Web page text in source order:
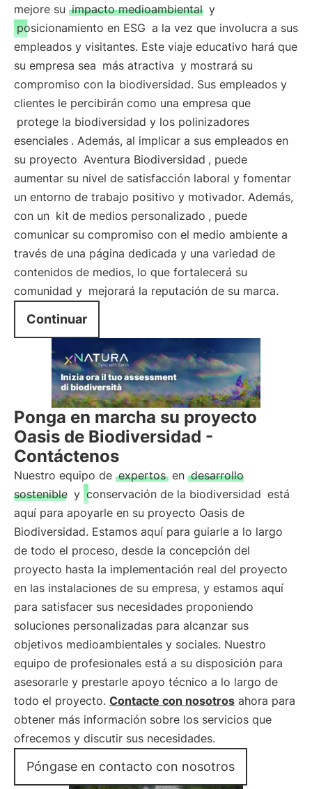
mejore su impacto medioambiental y
posicionamiento en ESG a la vez que involucra a sus
empleados y visitantes. Este viaje educativo hará que
su empresa sea más atractiva y mostrará su
compromiso con la biodiversidad. Sus empleados y
clientes le percibirán como una empresa que
protege la biodiversidad y los polinizadores
esenciales . Además, al implicar a sus empleados en
su proyecto Aventura Biodiversidad , puede
aumentar su nivel de satisfacción laboral y fomentar
un entorno de trabajo positivo y motivador. Además,
con un kit de medios personalizado , puede
comunicar su compromiso con el medio ambiente a
través de una página dedicada y una variedad de
contenidos de medios, lo que fortalecerá su
comunidad y mejorará la reputación de su marca.
Continuar
Ponga en marcha su proyecto
Oasis de Biodiversidad -
Contáctenos
Nuestro equipo de expertos en desarrollo
sostenible y conservación de la biodiversidad está
aquí para apoyarle en su proyecto Oasis de
Biodiversidad. Estamos aquí para guiarle a lo largo
de todo el proceso, desde la concepción del
proyecto hasta la implementación real del proyecto
en las instalaciones de su empresa, y estamos aquí
para satisfacer sus necesidades proponiendo
soluciones personalizadas para alcanzar sus
objetivos medioambientales y sociales. Nuestro
equipo de profesionales está a su disposición para
asesorarle y prestarle apoyo técnico a lo largo de
todo el proyecto. Contacte con nosotros ahora para
obtener más información sobre los servicios que
ofrecemos y discutir sus necesidades.
Póngase en contacto con nosotros